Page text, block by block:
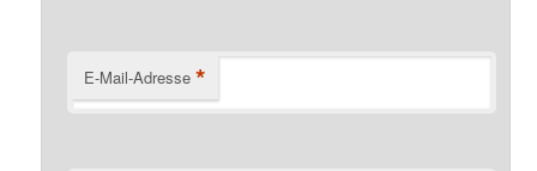
E-Mail-Adresse *